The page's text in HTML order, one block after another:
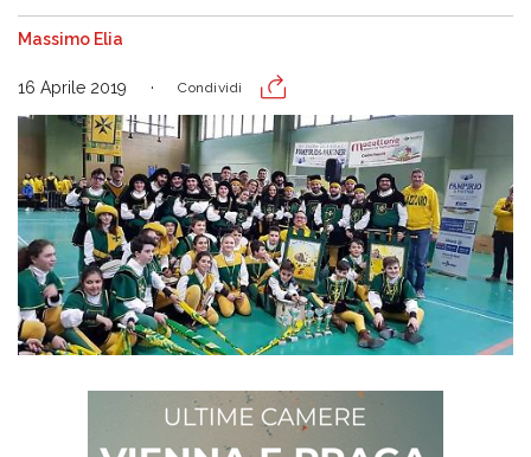
Massimo Elia
16 Aprile 2019 Condividi